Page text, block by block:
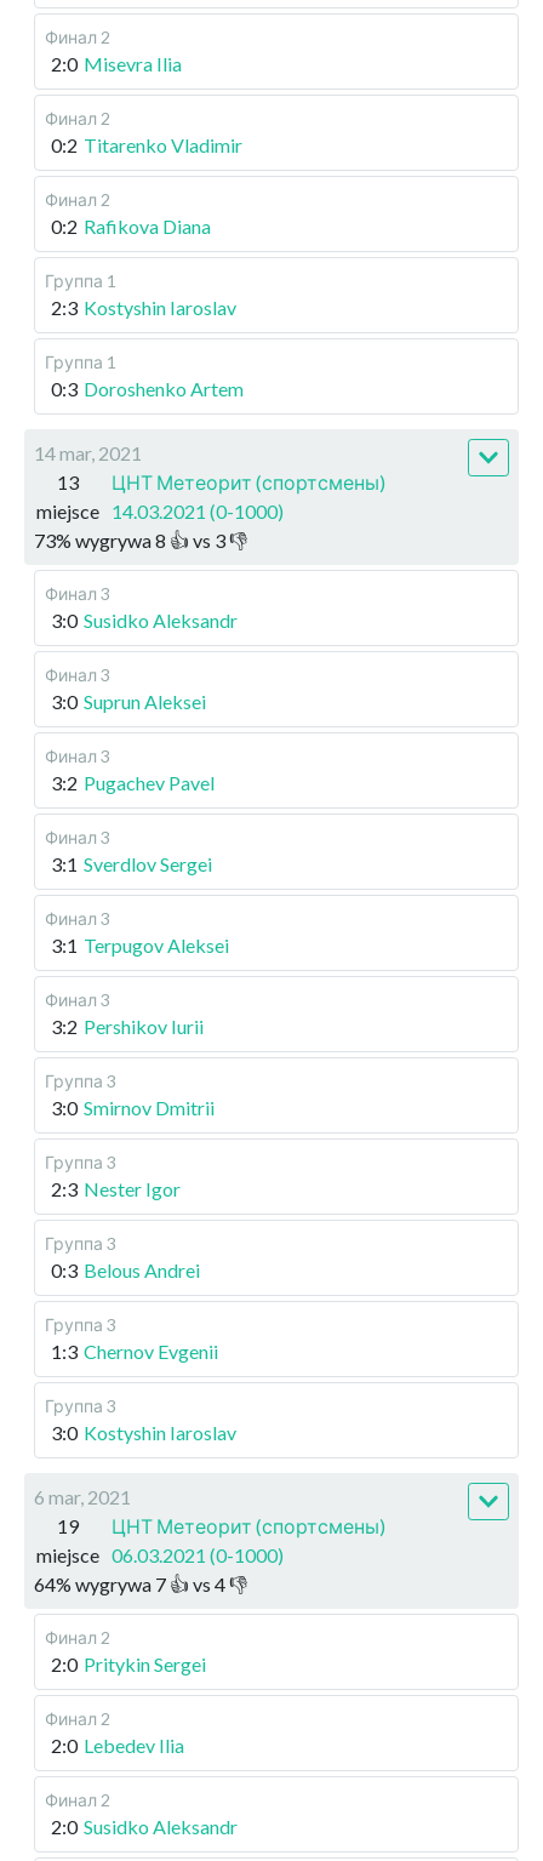
Финал 2
2:0 Misevra Ilia
Финал 2
0:2 Titarenko Vladimir
Финал 2
0:2 Rafikova Diana
Группа 1
2:3 Kostyshin Iaroslav
Группа 1
0:3 Doroshenko Artem
14 mar, 2021
13
miejsce
ЦНТ Метеорит (спортсмены)
14.03.2021 (0-1000)
73% wygrywa8 👍 vs 3👎
Финал 3
3:0 Susidko Aleksandr
Финал 3
3:0 Suprun Aleksei
Финал 3
3:2 Pugachev Pavel
Финал 3
3:1 Sverdlov Sergei
Финал 3
3:1 Terpugov Aleksei
Финал 3
3:2 Pershikov Iurii
Группа 3
3:0 Smirnov Dmitrii
Группа 3
2:3 Nester Igor
Группа 3
0:3 Belous Andrei
Группа 3
1:3 Chernov Evgenii
Группа 3
3:0 Kostyshin Iaroslav
6 mar, 2021
19
miejsce
ЦНТ Метеорит (спортсмены)
06.03.2021 (0-1000)
64% wygrywa 7 👍 vs 4👎
Финал 2
2:0 Pritykin Sergei
Финал 2
2:0 Lebedev Ilia
Финал 2
2:0 Susidko Aleksandr